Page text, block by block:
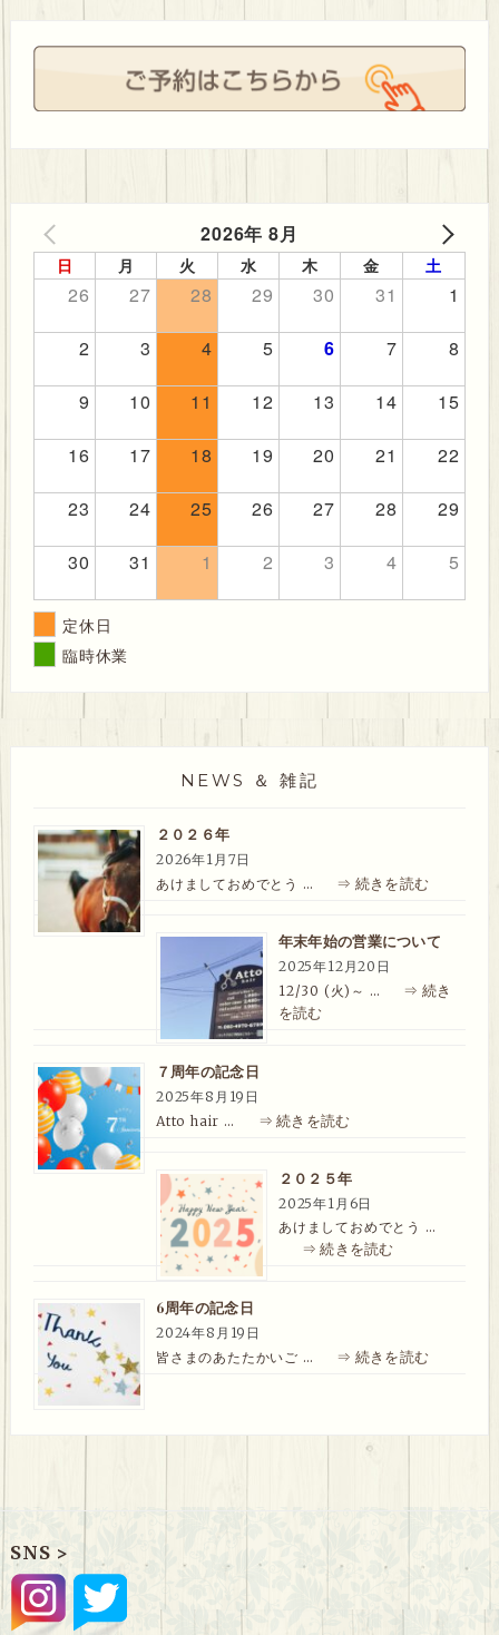
シ
ン
2026年 8月 NEXT
日 月 火 水 木 金 土
26 27 28 29 30 31 1
2 3 4 5 6 7 8
9 10 11 12 13 14 15
16 17 18 19 20 21 22
23 24 25 26 27 28 29
30 31 1 2 3 4 5
定休日
臨時休業
NEWS ＆ 雑記
２０２６年
2026年1月7日
あけましておめでとう …
⇒ 続きを読む
年末年始の営業について
2025年12月20日
12/30 (火)～ …
⇒ 続き
を読む
７周年の記念日
2025年8月19日
Atto hair …
⇒ 続きを読む
２０２５年
2025年1月6日
あけましておめでとう …
⇒ 続きを読む
6周年の記念日
2024年8月19日
皆さまのあたたかいご …
⇒ 続きを読む
SNS >